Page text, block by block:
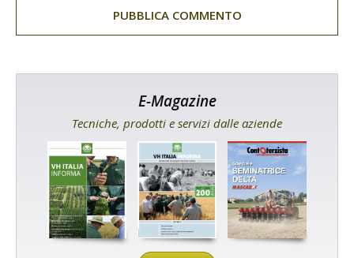
E-Magazine
Tecniche, prodotti e servizi dalle aziende